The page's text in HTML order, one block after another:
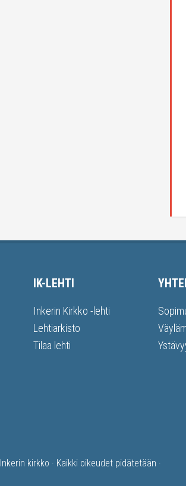
IK-LEHTI
Inkerin Kirkko -lehti
Lehtiarkisto
Tilaa lehti
Inkerin kirkko · Kaikki oikeudet pidätetään ·